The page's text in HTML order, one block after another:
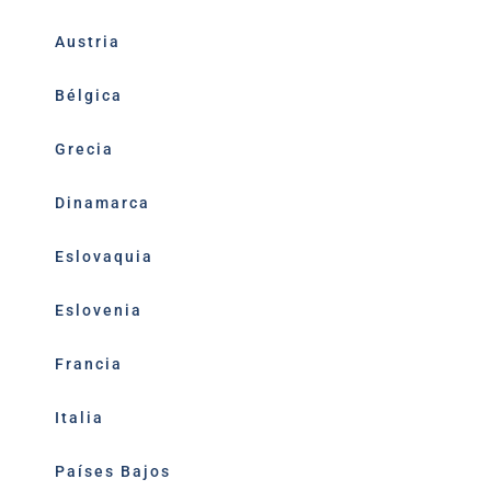
Austria
Bélgica
Grecia
Dinamarca
Eslovaquia
Eslovenia
Francia
Italia
Países Bajos